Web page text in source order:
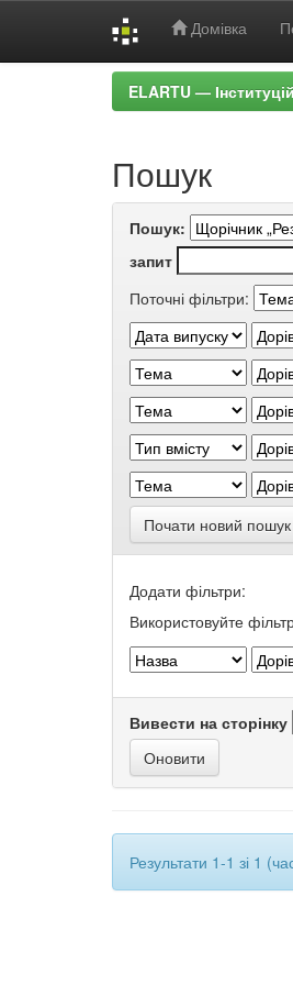
Домівка
ELARTU —
Пошук
Пошук:
запит
Поточні фільтри:
Почати новий пошук
Додати фільтри:
Використовуйте
Вивести на сторінку
Результати 1-1 зі 1